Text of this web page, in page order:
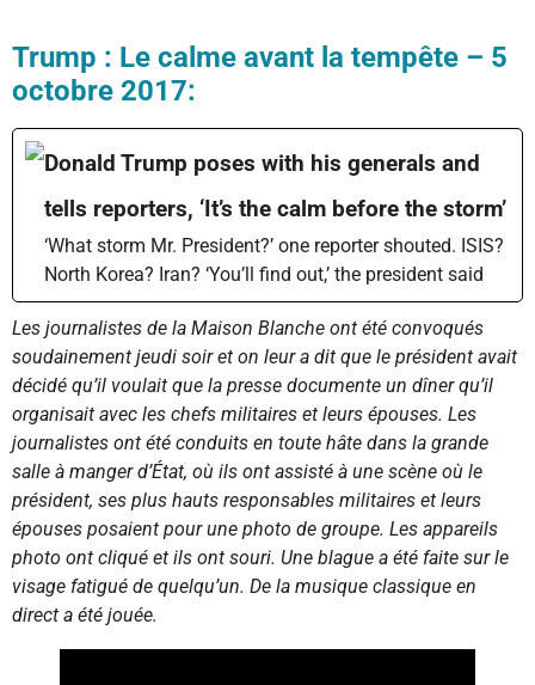
Trump : Le calme avant la tempête – 5
octobre 2017:
Donald Trump poses with his generals and
tells reporters, ‘It’s the calm before the storm’
‘What storm Mr. President?’ one reporter shouted. ISIS?
North Korea? Iran? ‘You’ll find out,’ the president said
Les journalistes de la Maison Blanche ont été convoqués
soudainement jeudi soir et on leur a dit que le président avait
décidé qu’il voulait que la presse documente un dîner qu’il
organisait avec les chefs militaires et leurs épouses. Les
journalistes ont été conduits en toute hâte dans la grande
salle à manger d’État, où ils ont assisté à une scène où le
président, ses plus hauts responsables militaires et leurs
épouses posaient pour une photo de groupe. Les appareils
photo ont cliqué et ils ont souri. Une blague a été faite sur le
visage fatigué de quelqu’un. De la musique classique en
direct a été jouée.